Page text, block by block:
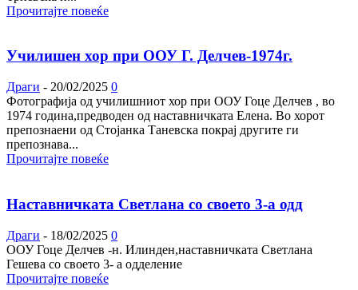
Прочитајте повеќе
Училишен хор при ООУ Г. Делчев-1974г.
Драги - 20/02/2025 0
Фотографија од училишниот хор при ООУ Гоце Делчев , во
1974 година,предводен од наставничката Елена. Во хорот
препознаени од Стојанка Таневска покрај другите ги
препознава...
Прочитајте повеќе
Наставничката Светлана со своето 3-а одд
Драги - 18/02/2025 0
ООУ Гоце Делчев -н. Илинден,наставничката Светлана
Гешева со своето 3- а одделение
Прочитајте повеќе